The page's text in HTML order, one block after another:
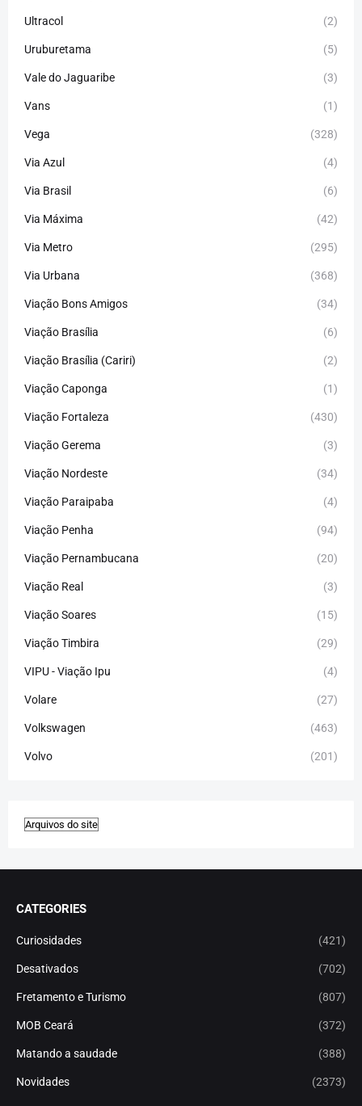
Ultracol (2)
Uruburetama (5)
Vale do Jaguaribe (3)
Vans (1)
Vega (328)
Via Azul (4)
Via Brasil (6)
Via Máxima (42)
Via Metro (295)
Via Urbana (368)
Viação Bons Amigos (34)
Viação Brasília (6)
Viação Brasília (Cariri) (2)
Viação Caponga (1)
Viação Fortaleza (430)
Viação Gerema (3)
Viação Nordeste (34)
Viação Paraipaba (4)
Viação Penha (94)
Viação Pernambucana (20)
Viação Real (3)
Viação Soares (15)
Viação Timbira (29)
VIPU - Viação Ipu (4)
Volare (27)
Volkswagen (463)
Volvo (201)
CATEGORIES
Curiosidades (421)
Desativados (702)
Fretamento e Turismo (807)
MOB Ceará (372)
Matando a saudade (388)
Novidades (2373)